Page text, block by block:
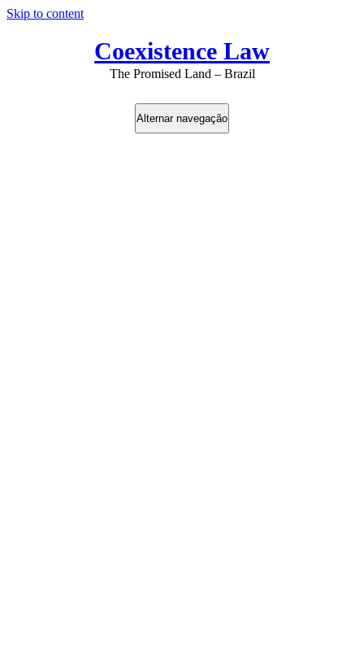
Skip to content
Coexistence Law
The Promised Land – Brazil
Alternar navegação